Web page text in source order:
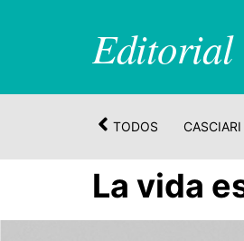
Editorial
TODOS CASCIARI
La vida